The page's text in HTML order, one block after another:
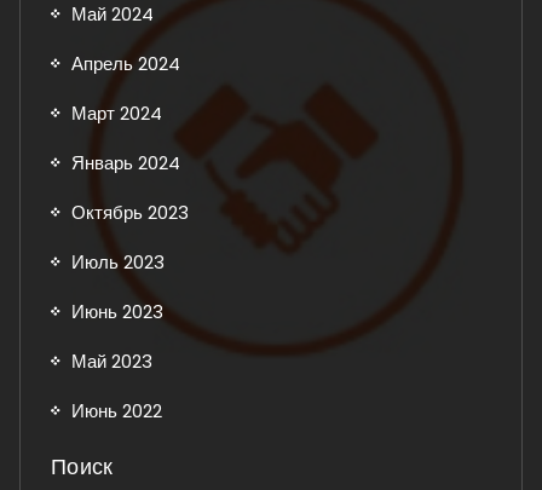
Май 2024
Апрель 2024
Март 2024
Январь 2024
Октябрь 2023
Июль 2023
Июнь 2023
Май 2023
Июнь 2022
Поиск